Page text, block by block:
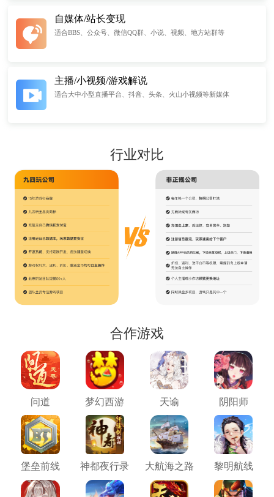
自媒体/站长变现
适合BBS、公众号、微信QQ群、小说、视频、地方站群等
主播/小视频/游戏解说
适合大中小型直播平台、抖音、头条、火山小视频等新媒体
行业对比
合作游戏
问道 梦幻西游 天谕 阴阳师
堡垒前线 神都夜行录 大航海之路 黎明航线